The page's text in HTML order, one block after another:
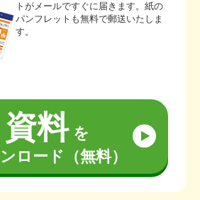
トがメールですぐに届きます。紙の
パンフレットも無料で郵送いたしま
す。
資料を
ロード（無料）